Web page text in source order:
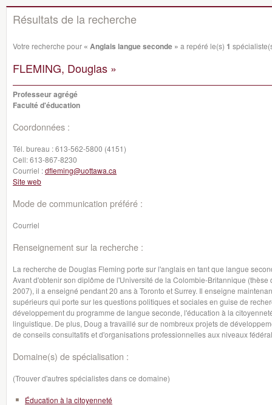
Résultats de la recherche
Votre recherche pour « Anglais langue seconde » a repéré le(s) 1
FLEMING, Douglas »
Professeur agrégé
Faculté d'éducation
Coordonnées :
Tél. bureau :613-562-5800 (4151)
Cell:613-867-8230
Courriel :dfleming@uottawa.ca
Site web
Mode de communication préféré :
Courriel
Renseignement sur la recherche :
La recherche de Douglas Fleming porte sur l'anglais en tant que langue
Avant d'obtenir son diplôme de l'Université de la Colombie-Britannique
2007), il a enseigné pendant 20 ans à Toronto et Surrey. Il enseigne
supérieurs qui porte sur les questions politiques et sociales en guise de
développement du programme de langue seconde, l'éducation à la
linguistique. De plus, Doug a travaillé sur de nombreux projets de
de conseils consultatifs et d'organisations professionnelles aux niveaux
Domaine(s) de spécialisation :
(Trouver d'autres spécialistes dans ce domaine)
Éducation à la citoyenneté